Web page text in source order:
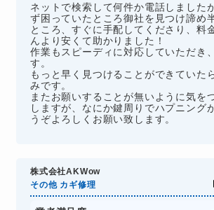
ネットで検索して何件か電話しました
ず困っていたところ御社を見つけ諦め
ところ、すぐに手配してくださり、料
んより安くて助かりました！
作業もスピーディに対応していただき
す。
もっと早く見つけることができていた
みです。
またお願いすることが無いように気を
しますが、なにか鍵周りでハプニング
うぞよろしくお願い致します。
株式会社AKWow
その他 カギ修理